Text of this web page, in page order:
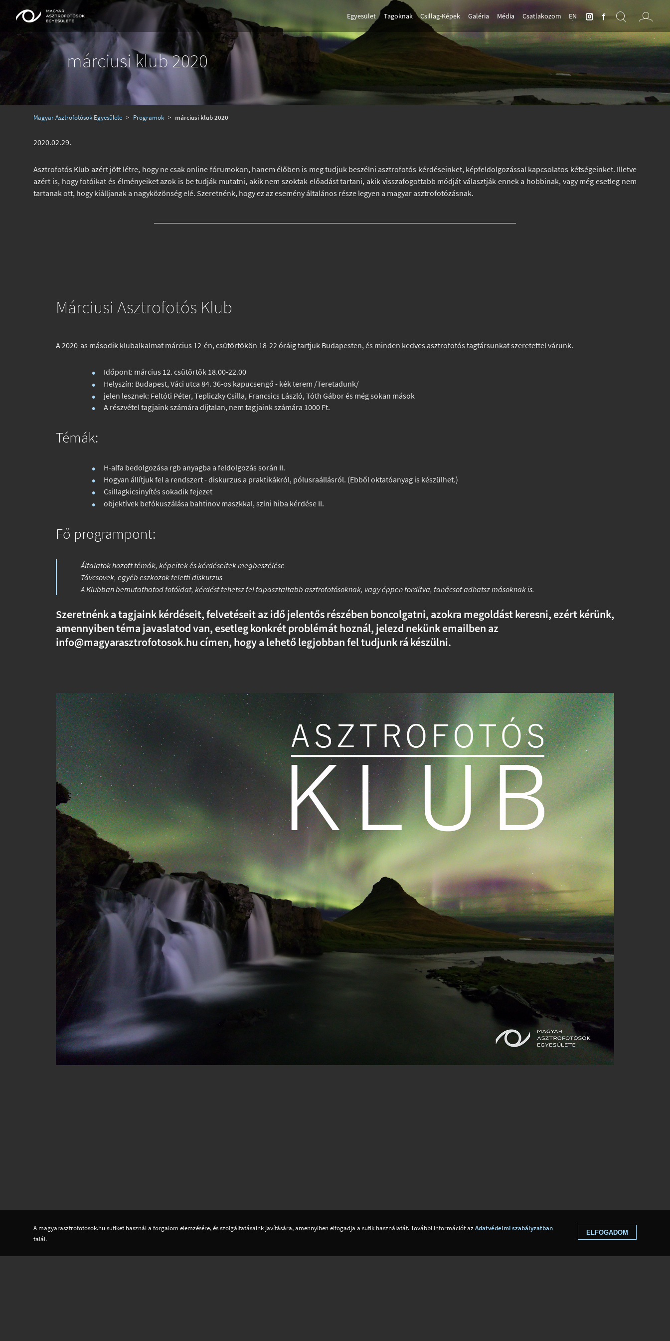
Egyesület Tagoknak Csillag-Képek Galéria Média Csatlakozom EN
márciusi klub 2020
Magyar Asztrofotósok Egyesülete > Programok > márciusi klub 2020
2020.02.29.
Asztrofotós Klub azért jött létre, hogy ne csak online fórumokon, hanem élőben is meg tudjuk beszélni asztrofotós kérdéseinket, képfeldolgozással kapcsolatos kétségeinket. Illetve
azért is, hogy fotóikat és élményeiket azok is be tudják mutatni, akik nem szoktak előadást tartani, akik visszafogottabb módját választják ennek a hobbinak, vagy még esetleg nem
tartanak ott, hogy kiálljanak a nagyközönség elé. Szeretnénk, hogy ez az esemény általános része legyen a magyar asztrofotózásnak.
Márciusi Asztrofotós Klub
A 2020-as második klubalkalmat március 12-én, csütörtökön 18-22 óráig tartjuk Budapesten, és minden kedves asztrofotós tagtársunkat szeretettel várunk.
Időpont: március 12. csütörtök 18.00-22.00
Helyszín: Budapest, Váci utca 84. 36-os kapucsengő - kék terem /Teretadunk/
jelen lesznek: Feltóti Péter, Tepliczky Csilla, Francsics László, Tóth Gábor és még sokan mások
A részvétel tagjaink számára díjtalan, nem tagjaink számára 1000 Ft.
Témák:
H-alfa bedolgozása rgb anyagba a feldolgozás során II.
Hogyan állítjuk fel a rendszert - diskurzus a praktikákról, pólusraállásról. (Ebből oktatóanyag is készülhet.)
Csillagkicsinyítés sokadik fejezet
objektívek befókuszálása bahtinov maszkkal, színi hiba kérdése II.
Fő programpont:
Általatok hozott témák, képeitek és kérdéseitek megbeszélése
Távcsövek, egyéb eszközök feletti diskurzus
A Klubban bemutathatod fotóidat, kérdést tehetsz fel tapasztaltabb asztrofotósoknak, vagy éppen fordítva, tanácsot adhatsz másoknak is.
Szeretnénk a tagjaink kérdéseit, felvetéseit az idő jelentős részében boncolgatni, azokra megoldást keresni, ezért kérünk,
amennyiben téma javaslatod van, esetleg konkrét problémát hoznál, jelezd nekünk emailben az
info@magyarasztrofotosok.hu címen, hogy a lehető legjobban fel tudjunk rá készülni.
ELFOGADOM
A magyarasztrofotosok.hu sütiket használ a forgalom elemzésére, és szolgáltatásaink javítására, amennyiben elfogadja a sütik használatát. További információt azAdatvédelmi szabályzatban
talál.